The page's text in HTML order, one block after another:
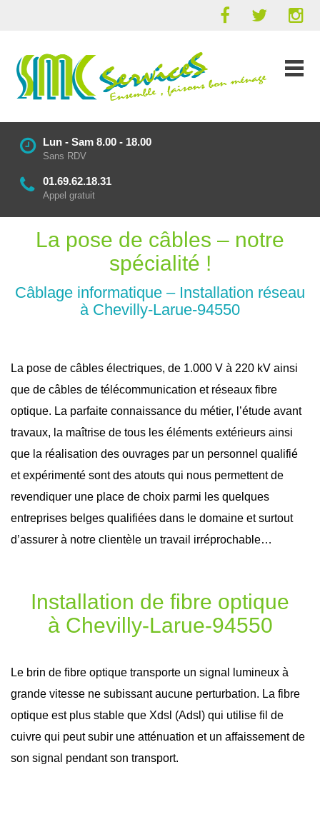
Lun - Sam 8.00 - 18.00
Sans RDV
01.69.62.18.31
Appel gratuit
La pose de câbles – notre
spécialité !
Câblage informatique – Installation réseau
à Chevilly-Larue-94550
La pose de câbles électriques, de 1.000 V à 220 kV ainsi
que de câbles de télécommunication et réseaux fibre
optique. La parfaite connaissance du métier, l’étude avant
travaux, la maîtrise de tous les éléments extérieurs ainsi
que la réalisation des ouvrages par un personnel qualifié
et expérimenté sont des atouts qui nous permettent de
revendiquer une place de choix parmi les quelques
entreprises belges qualifiées dans le domaine et surtout
d’assurer à notre clientèle un travail irréprochable…
Installation de fibre optique
à Chevilly-Larue-94550
Le brin de fibre optique transporte un signal lumineux à
grande vitesse ne subissant aucune perturbation. La fibre
optique est plus stable que Xdsl (Adsl) qui utilise fil de
cuivre qui peut subir une atténuation et un affaissement de
son signal pendant son transport.